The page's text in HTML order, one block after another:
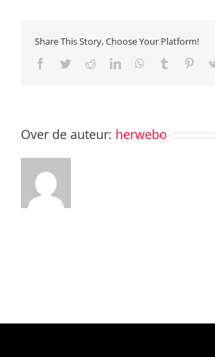
Share This Story, Choose Your Platform!
Facebook
TwitterRedditLinkedInWhatsApp
Tumblr
Over de auteur: herwebo